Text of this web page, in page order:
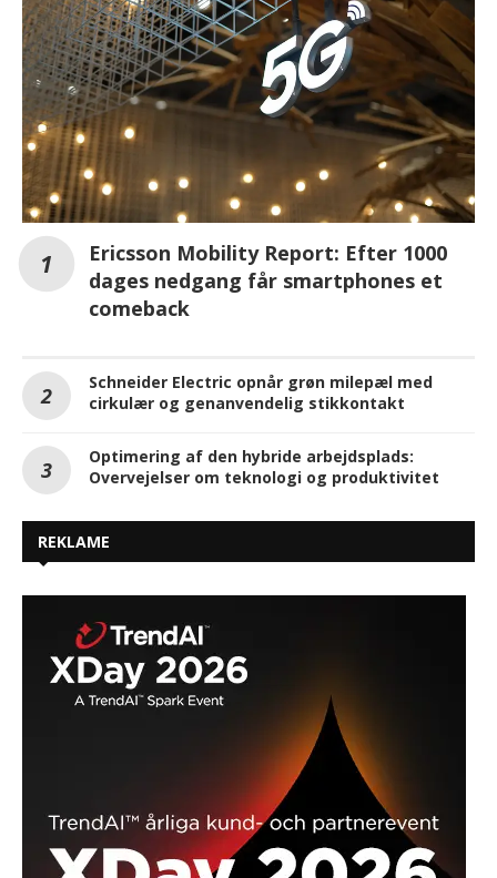
Ericsson Mobility Report: Efter 1000
dages nedgang får smartphones et
comeback
Schneider Electric opnår grøn milepæl med
cirkulær og genanvendelig stikkontakt
Optimering af den hybride arbejdsplads:
Overvejelser om teknologi og produktivitet
REKLAME